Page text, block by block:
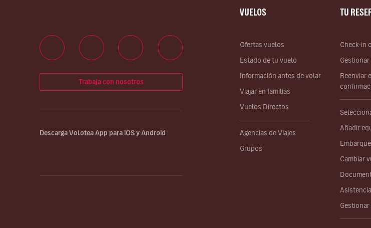
VUELOS
Ofertas vuelos
Estado de tu vuelo
Información antes de volar
Viajar en familias
Vuelos Directos
Agencias de Viajes
Grupos
TU
Check-in
Reenviar
Añadir
Cambiar
Trabaja con nosotros
Descarga Volotea App para iOS y Android